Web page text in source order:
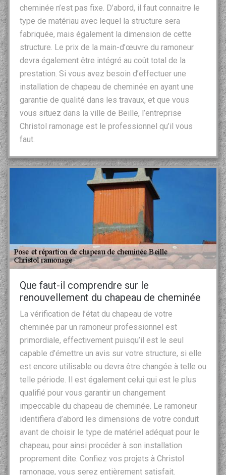
cheminée n’est pas fixe. D’abord, il faut connaitre le
type de matériau avec lequel la structure sera
fabriquée, mais également la dimension de cette
structure. Le prix de la main-d’œuvre du ramoneur
devra également être intégré au coût total de la
prestation. Si vous avez besoin d’effectuer une
installation de chapeau de cheminée en ayant une
garantie de qualité dans les travaux, et que vous
vous situez dans la ville de Beille, l’entreprise
Christol ramonage est le professionnel qu’il vous
faut.
Que faut-il comprendre sur le
renouvellement du chapeau de cheminée
La vérification de l’état du chapeau de votre
cheminée par un ramoneur professionnel est
primordiale, effectivement puisqu’il est le seul
capable d’émettre un avis sur votre structure, si elle
est encore utilisable ou devra être changée à telle ou
telle période. Il est également celui qui est le plus
qualifié pour vous garantir un changement
impeccable du chapeau de cheminée. Le ramoneur
identifiera d’abord les dimensions de votre conduit
avant de choisir le type de matériel adéquat pour le
chapeau, pour ainsi procéder à son installation
proprement dite. Confiez vos projets à Christol
ramonage, vous serez entièrement satisfait.